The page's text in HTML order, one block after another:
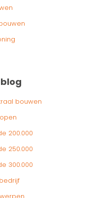
bouwen
200.000
250.000
300.000